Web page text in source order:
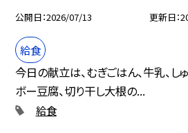
公開日 2026/07/13 更新日
給食
今日の献立は、むぎごはん、牛乳、し
ボー豆腐、切り干し大根の...
給食